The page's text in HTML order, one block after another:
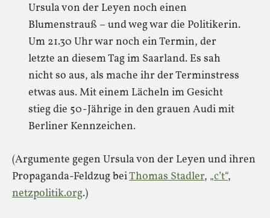
Ursula von der Leyen noch einen
Blumenstrauß – und weg war die Politikerin.
Um 21.30 Uhr war noch ein Termin, der
letzte an diesem Tag im Saarland. Es sah
nicht so aus, als mache ihr der Terminstress
etwas aus. Mit einem Lächeln im Gesicht
stieg die 50-Jährige in den grauen Audi mit
Berliner Kennzeichen.
(Argumente gegen Ursula von der Leyen und ihren
Propaganda-Feldzug beiThomas Stadler, „c’t“,
netzpolitik.org.)